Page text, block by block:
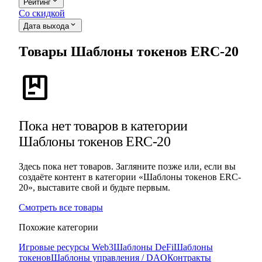
Рейтинг
Со скидкой
Дата выхода expand_more
Товары Шаблоны токенов ERC-20
package
Пока нет товаров в категории
Шаблоны токенов ERC-20
Здесь пока нет товаров. Загляните позже или, если вы
создаёте контент в категории «Шаблоны токенов ERC-
20», выставите свой и будьте первым.
Смотреть все товары
Похожие категории
Игровые ресурсы Web3Шаблоны DeFiШаблоны
токеновШаблоны управления / DAOКонтракты